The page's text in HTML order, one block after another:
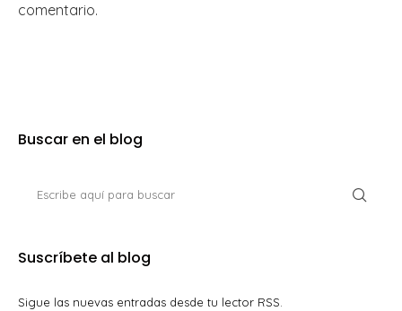
comentario.
Buscar en el blog
Suscríbete al blog
Sigue las nuevas entradas desde tu lector RSS.